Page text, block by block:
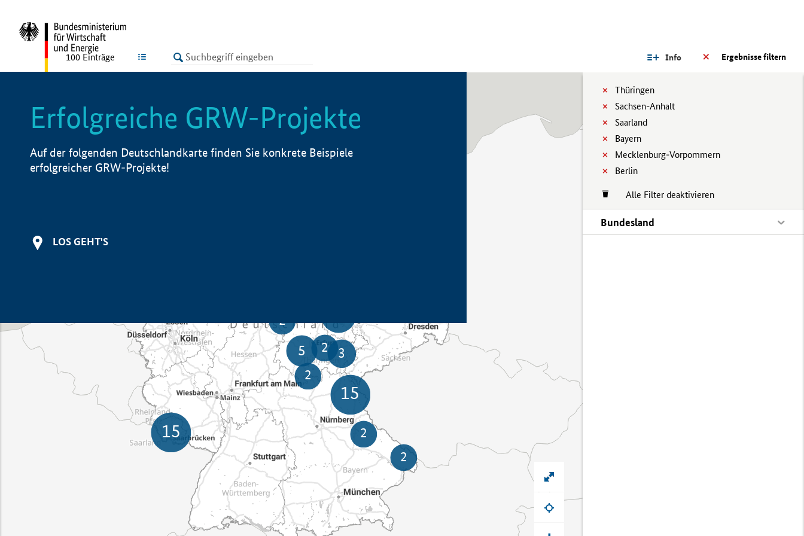
LISTE Ergebnisse filtern
Info
Thüringen
Sachsen-Anhalt
Saarland
Bayern
Mecklenburg-Vorpommern
Berlin
Alle Filter deaktivieren
Bundesland
100 Einträge
Erfolgreiche GRW-Projekte
Auf der folgenden Deutschlandkarte finden Sie konkrete Beispiele
erfolgreicher GRW-Projekte!
LOS GEHT'S